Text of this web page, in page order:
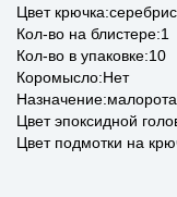
Цвет
Кол-во на блистере:1
Кол-во в упаковке:10
Коромысло:Нет
Цвет эпоксидной
Цвет подмотки на